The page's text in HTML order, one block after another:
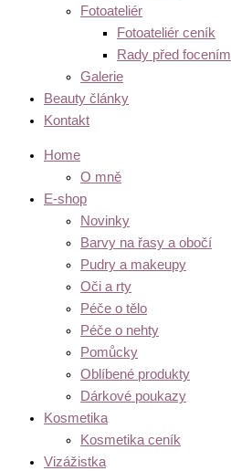
Fotoateliér
Fotoateliér ceník
Rady před focením
Galerie
Beauty články
Kontakt
Home
O mně
E-shop
Novinky
Barvy na řasy a obočí
Pudry a makeupy
Oči a rty
Péče o tělo
Péče o nehty
Pomůcky
Oblíbené produkty
Dárkové poukazy
Kosmetika
Kosmetika ceník
Vizážistka